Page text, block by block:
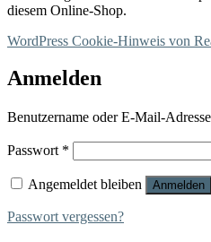
diesem Online-Shop.
WordPress Cookie-Hinweis von
Anmelden
Benutzername oder E-Mail-Adresse
Passwort *
Angemeldet bleiben Anmelden
Passwort vergessen?